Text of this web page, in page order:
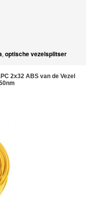
, optische vezelsplitser
2x32 ABS van de Vezel